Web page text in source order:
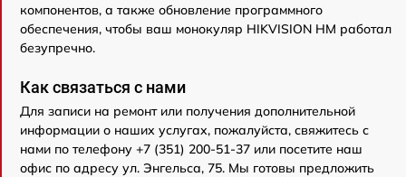
компонентов, а также обновление программного
обеспечения, чтобы ваш монокуляр HIKVISION HM работал
безупречно.
Как связаться с нами
Для записи на ремонт или получения дополнительной
информации о наших услугах, пожалуйста, свяжитесь с
нами по телефону +7 (351) 200-51-37 или посетите наш
офис по адресу ул. Энгельса, 75. Мы готовы предложить